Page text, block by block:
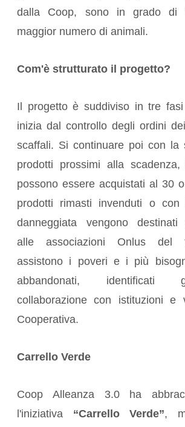
dalla Coop, sono in grado di
maggior numero di animali.
Com'è strutturato il progetto?
Il progetto è suddiviso in tre
inizia dal controllo degli ordini
scaffali. Si continuare poi con la
prodotti prossimi alla
possono essere acquistati al 30
prodotti rimasti invenduti o con
danneggiata vengono destinati
alle associazioni Onlus del
assistono i poveri e i più
abbandonati, identificati
collaborazione con istituzioni e
Cooperativa.
Carrello Verde
Coop Alleanza 3.0 ha
l'iniziativa “Carrello Verde”,